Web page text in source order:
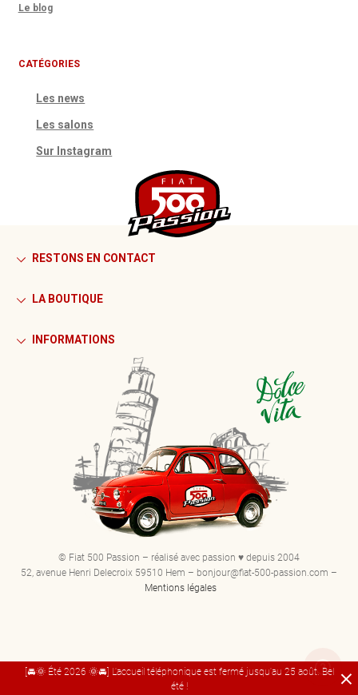
Le blog
CATÉGORIES
Les news
Les salons
Sur Instagram
RESTONS EN CONTACT
LA BOUTIQUE
INFORMATIONS
© Fiat 500 Passion – réalisé avec passion ♥ depuis 2004
52, avenue Henri Delecroix 59510 Hem – bonjour@fiat-500-passion.com –
Mentions légales
[🚘🌞 Été 2026 🌞🚘] L'accueil téléphonique est fermé jusqu'au 25 août. Bel
été !